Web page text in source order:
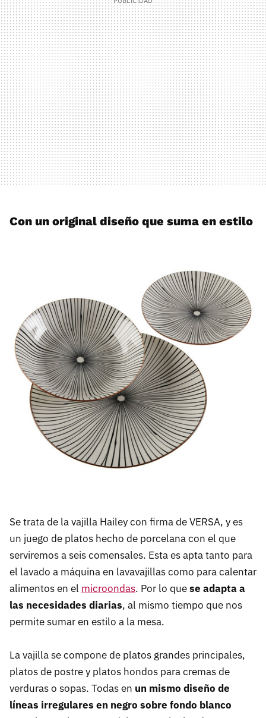
Con un original diseño que suma en estilo
Se trata de la vajilla Hailey con firma de VERSA, y es
un juego de platos hecho de porcelana con el que
serviremos a seis comensales. Esta es apta tanto para
el lavado a máquina en lavavajillas como para calentar
alimentos en el microondas. Por lo quese adapta a
las necesidades diarias, al mismo tiempo que nos
permite sumar en estilo a la mesa.
La vajilla se compone de platos grandes principales,
platos de postre y platos hondos para cremas de
verduras o sopas. Todas en un mismo diseño de
líneas irregulares en negro sobre fondo blanco